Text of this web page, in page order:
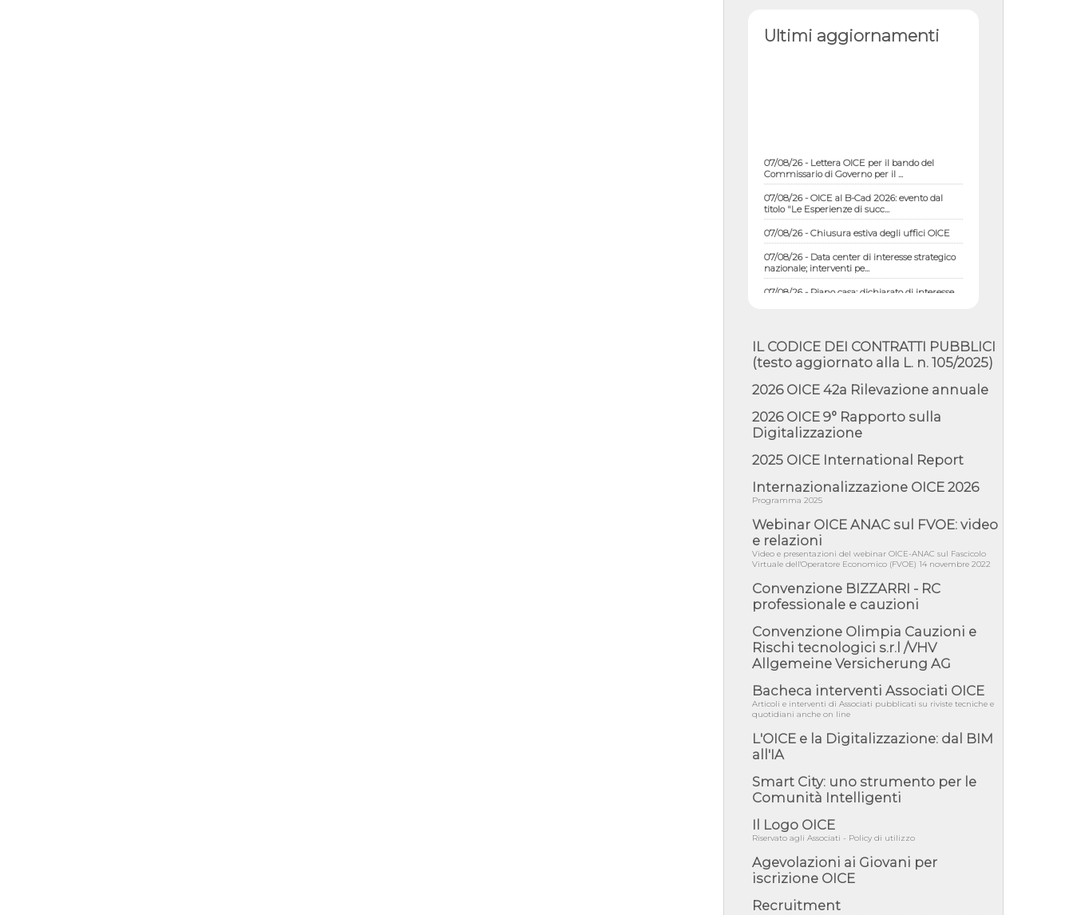
Ultimi aggiornamenti
Commissario di Governo per il ...
07/08/26 - OICE al B-Cad 2026: evento dal
titolo "Le Esperienze di succ...
07/08/26 - Chiusura estiva degli uffici OICE
07/08/26 - Data center di interesse strategico
nazionale; interventi pe...
07/08/26 - Piano casa: dichiarato di interesse
strategico; nominata Com...
07/08/26 - Tunnel Brennero, dal Cipess via
libera al quinto lotto costr...
06/08/26 - Istat, produzione industriale in calo
dell'1% a giugno, su a...
06/08/26 - Dal 3 agosto in vigore l'obbligo di
energie rinnovabili con ...
06/08/26 - DL PA approvato in Cdm:
contributi per riqualificazione sism...
06/08/26 - CdM: approvato il d.lgs. di
adeguamento all’AI Act in mate...
06/08/26 - DDL delegazione europea in Cdm
per recepimento norme UE in m...
05/08/26 - DL Infrastrutture e PNRR è legge:
05/08/26 - Focus OICE sul DDL di riforma
della responsabilità amminist...
05/08/26 - Anac: pubblicata la Relazione
illustrativa al Bando tipo 2 s...
05/08/26 - SAVE THE DATE: Assemblea
05/08/26 - Successo OICE per il bando della
Città metropolitana di Reg...
05/08/26 - Lettera OICE per il bando della
Giunta Regionale della Campa...
elenchi professionisti per ...
04/08/26 - International Sustainable
Buildings Competition - COP31, An...
04/08/26 - CdS, project financing: progetto di
fattibilità da impugnar...
04/08/26 - Rapporto Anac corruzione 2020-
IL CODICE DEI CONTRATTI PUBBLICI
(testo aggiornato alla L. n. 105/2025)
2026 OICE 42a Rilevazione annuale
2026 OICE 9° Rapporto sulla
Digitalizzazione
2025 OICE International Report
Internazionalizzazione OICE 2026
Programma 2025
Webinar OICE ANAC sul FVOE: video
e relazioni
Video e presentazioni del webinar OICE-ANAC sul Fascicolo
Virtuale dell'Operatore Economico (FVOE) 14 novembre 2022
Convenzione BIZZARRI - RC
professionale e cauzioni
Convenzione Olimpia Cauzioni e
Rischi tecnologici s.r.l /VHV
Allgemeine Versicherung AG
Bacheca interventi Associati OICE
Articoli e interventi di Associati pubblicati su riviste tecniche e
quotidiani anche on line
L'OICE e la Digitalizzazione: dal BIM
all'IA
Smart City: uno strumento per le
Comunità Intelligenti
Il Logo OICE
Riservato agli Associati - Policy di utilizzo
Agevolazioni ai Giovani per
iscrizione OICE
Recruitment